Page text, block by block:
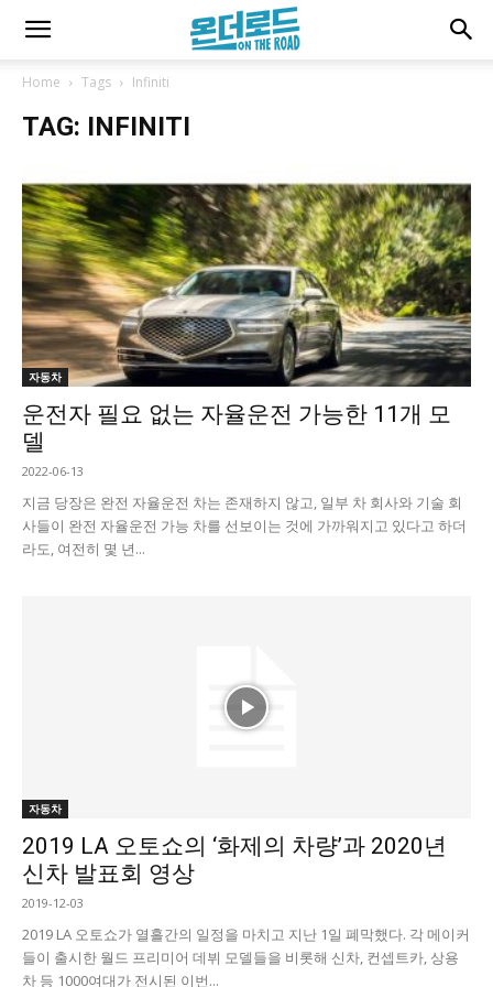
Home Tags Infiniti
TAG: INFINITI
자동차
운전자 필요 없는 자율운전 가능한 11개 모
델
2022-06-13
지금 당장은 완전 자율운전 차는 존재하지 않고, 일부 차 회사와 기술 회
사들이 완전 자율운전 가능 차를 선보이는 것에 가까워지고 있다고 하더
라도, 여전히 몇 년...
자동차
2019 LA 오토쇼의 ‘화제의 차량’과 2020년
신차 발표회 영상
2019-12-03
2019 LA 오토쇼가 열흘간의 일정을 마치고 지난 1일 폐막했다. 각 메이커
들이 출시한 월드 프리미어 데뷔 모델들을 비롯해 신차, 컨셉트카, 상용
차 등 1000여대가 전시된 이번...